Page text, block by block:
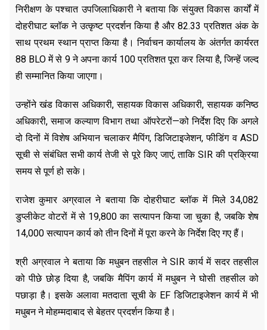
निरीक्षण के पश्चात उपजिलाधिकारी ने बताया कि संयुक्त विकास कार्यों में
दोहरीघाट ब्लॉक ने उत्कृष्ट प्रदर्शन किया है और 82.33 प्रतिशत अंक के
साथ प्रथम स्थान प्राप्त किया है। निर्वाचन कार्यालय के अंतर्गत कार्यरत
88 BLO में से 9 ने अपना कार्य 100 प्रतिशत पूरा कर लिया है, जिन्हें जल्द
ही सम्मानित किया जाएगा।
उन्होंने खंड विकास अधिकारी, सहायक विकास अधिकारी, सहायक कनिष्ठ
अधिकारी, समाज कल्याण विभाग तथा ऑपरेटरों—को निर्देश दिए कि अगले
दो दिनों में विशेष अभियान चलाकर मैपिंग, डिजिटाइजेशन, फीडिंग व ASD
सूची से संबंधित सभी कार्य तेजी से पूरे किए जाएं, ताकि SIR की प्रक्रिया
समय से पूर्ण हो सके।
राजेश कुमार अग्रवाल ने बताया कि दोहरीघाट ब्लॉक में मिले 34,082
डुप्लीकेट वोटरों में से 19,800 का सत्यापन किया जा चुका है, जबकि शेष
14,000 सत्यापन कार्य को तीन दिनों में पूरा करने के निर्देश दिए गए हैं।
श्री अग्रवाल ने बताया कि मधुबन तहसील ने SIR कार्य में सदर तहसील
को पीछे छोड़ दिया है, जबकि मैपिंग कार्य में मधुबन ने घोसी तहसील को
पछाड़ा है। इसके अलावा मतदाता सूची के EF डिजिटाइजेशन कार्य में भी
मधुबन ने मोहम्मदाबाद से बेहतर प्रदर्शन किया है।